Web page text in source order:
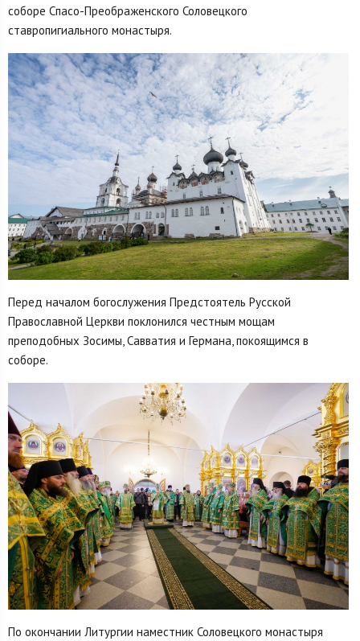
соборе Спасо-Преображенского Соловецкого
ставропигиального монастыря.
Перед началом богослужения Предстоятель Русской
Православной Церкви поклонился честным мощам
преподобных Зосимы, Савватия и Германа, покоящимся в
соборе.
По окончании Литургии наместник Соловецкого монастыря